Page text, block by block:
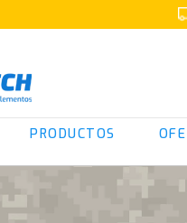
PRODUCTOS